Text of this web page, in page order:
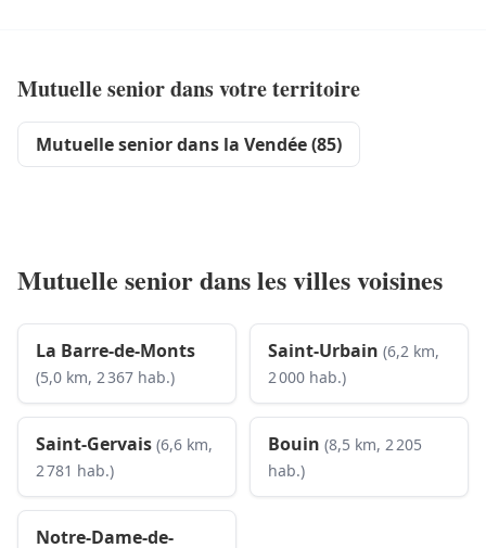
Mutuelle senior dans votre territoire
Mutuelle senior dans la Vendée (85)
Mutuelle senior dans les villes voisines
La Barre-de-Monts
(5,0 km, 2 367 hab.)
Saint-Urbain (6,2 km,
2 000 hab.)
Saint-Gervais (6,6 km,
2 781 hab.)
Bouin (8,5 km, 2 205
hab.)
Notre-Dame-de-